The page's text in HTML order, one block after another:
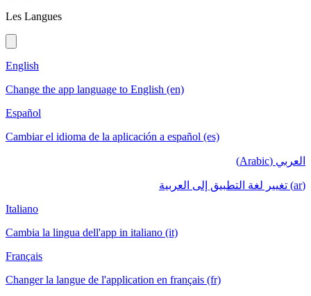
Les Langues
English
Change the app language to English (en)
Español
Cambiar el idioma de la aplicación a español (es)
العربي (Arabic)
(ar) تغيير لغة التطبيق إلى العربية
Italiano
Cambia la lingua dell'app in italiano (it)
Français
Changer la langue de l'application en français (fr)